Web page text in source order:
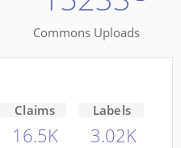
Commons Uploads
Claims
16.5K
Labels
3.02K